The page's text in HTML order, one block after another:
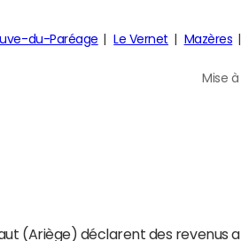
du-Paréage Le Vernet Mazères
Mise
(Ariège) déclarent des revenus